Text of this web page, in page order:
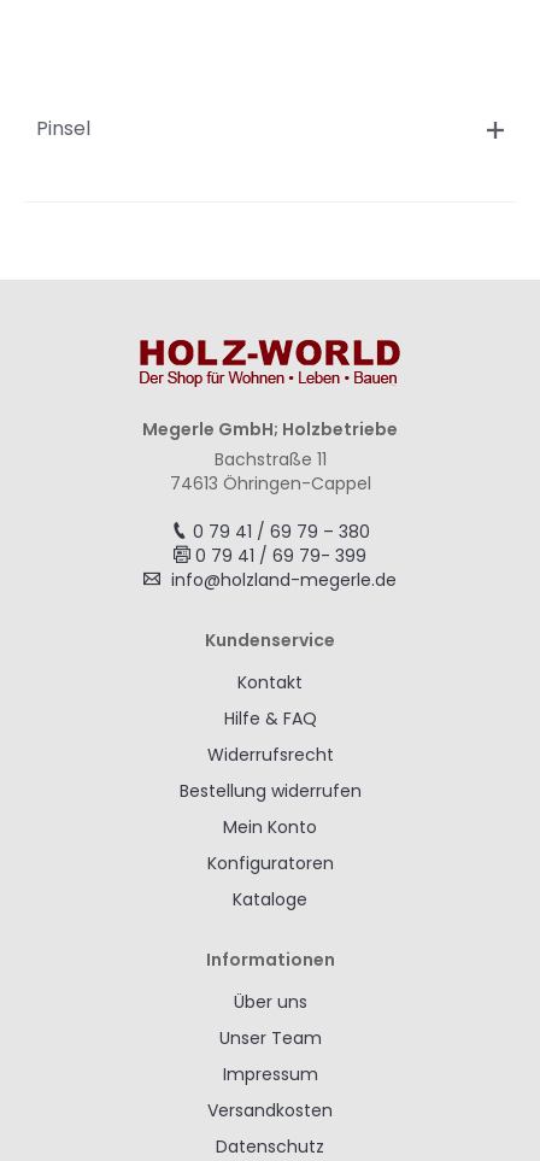
Pinsel
Megerle GmbH; Holzbetriebe
Bachstraße 11
74613 Öhringen-Cappel
0 79 41 / 69 79 – 380
0 79 41 / 69 79- 399
info@holzland-megerle.de
Kundenservice
Kontakt
Hilfe & FAQ
Widerrufsrecht
Bestellung widerrufen
Mein Konto
Konfiguratoren
Kataloge
Informationen
Über uns
Unser Team
Impressum
Versandkosten
Datenschutz